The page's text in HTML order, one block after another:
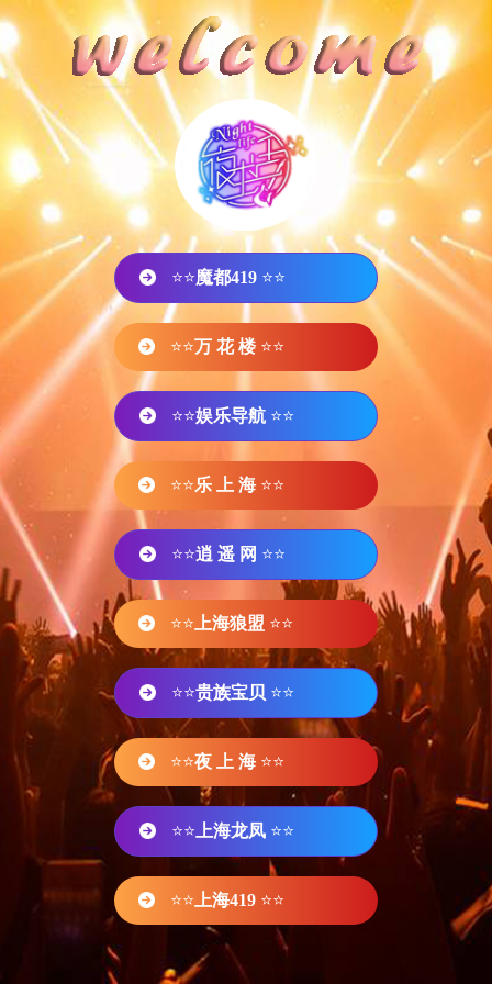
⭐⭐魔都419 ⭐⭐
⭐⭐万 花 楼 ⭐⭐
⭐⭐娱乐导航 ⭐⭐
⭐⭐乐 上 海 ⭐⭐
⭐⭐逍 遥 网 ⭐⭐
⭐⭐ 上海狼盟 ⭐⭐
⭐⭐贵族宝贝 ⭐⭐
⭐⭐夜 上 海 ⭐⭐
⭐⭐ 上海龙凤 ⭐⭐
⭐⭐ 上海419 ⭐⭐